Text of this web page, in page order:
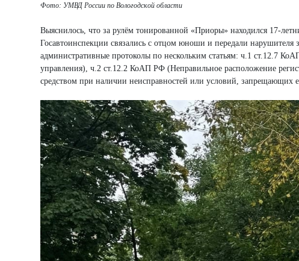
Фото: УМВД России по Вологодской области
Выяснилось, что за рулём тонированной «Приоры» находился 17-
Госавтоинспекции связались с отцом юноши и передали
административные протоколы по нескольким статьям: ч.1 ст.12.7
управления), ч.2 ст.12.2 КоАП РФ (Неправильное расположение
средством при наличии неисправностей или условий, запрещающих